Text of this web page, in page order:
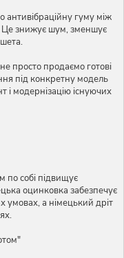
антивібраційну гуму між
Це знижує шум, зменшує
просто продаємо готові
під конкретну модель
і модернізацію існуючих
по собі підвищує
оцинковка забезпечує
умовах, а німецький дріт